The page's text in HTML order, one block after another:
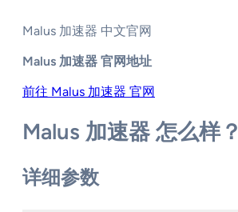
Malus 加速器 中文官网
Malus 加速器 官网地址
前往 Malus 加速器 官网
Malus 加速器 怎么样？
详细参数